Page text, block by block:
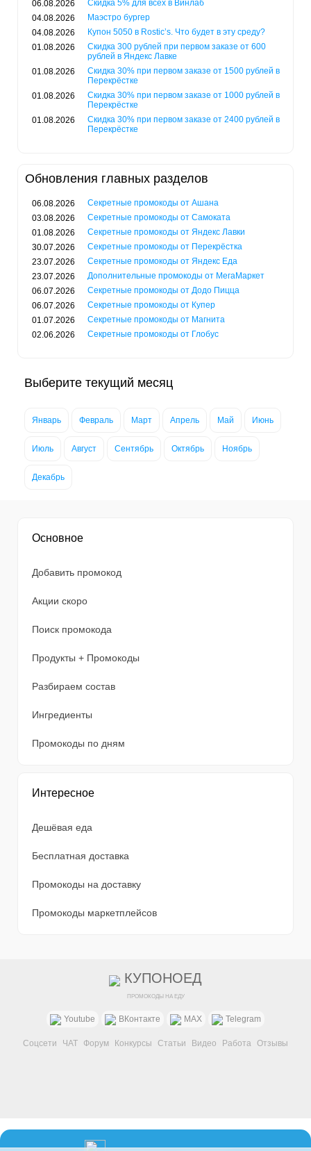
06.08.2026
Скидка 5% для всех в Винлаб
04.08.2026
Маэстро бургер
04.08.2026
Купон 5050 в Rostic’s. Что будет в эту среду?
01.08.2026
Скидка 300 рублей при первом заказе от 600
рублей в Яндекс Лавке
01.08.2026
Скидка 30% при первом заказе от 1500 рублей в
Перекрёстке
01.08.2026
Скидка 30% при первом заказе от 1000 рублей в
Перекрёстке
01.08.2026
Скидка 30% при первом заказе от 2400 рублей в
Перекрёстке
Обновления главных разделов
06.08.2026
Секретные промокоды от Ашана
03.08.2026
Секретные промокоды от Самоката
01.08.2026
Секретные промокоды от Яндекс Лавки
30.07.2026
Секретные промокоды от Перекрёстка
23.07.2026
Секретные промокоды от Яндекс Еда
23.07.2026
Дополнительные промокоды от МегаМаркет
06.07.2026
Секретные промокоды от Додо Пицца
06.07.2026
Секретные промокоды от Купер
01.07.2026
Секретные промокоды от Магнита
02.06.2026
Секретные промокоды от Глобус
Выберите текущий месяц
Январь Февраль Март Апрель Май Июнь
Июль Август Сентябрь Октябрь Ноябрь
Декабрь
Основное
Добавить промокод
Акции скоро
Поиск промокода
Продукты + Промокоды
Разбираем состав
Ингредиенты
Промокоды по дням
Интересное
Дешёвая еда
Бесплатная доставка
Промокоды на доставку
Промокоды маркетплейсов
КУПОНОЕД
ПРОМОКОДЫ НА ЕДУ
Youtube ВКонтакте MAX Telegram
Соцсети ЧАТ Форум Конкурсы Статьи Видео Работа Отзывы